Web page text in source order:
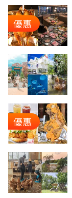
優惠
優惠